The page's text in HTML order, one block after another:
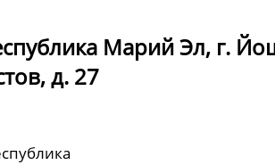
Марий Эл, г.
д. 27